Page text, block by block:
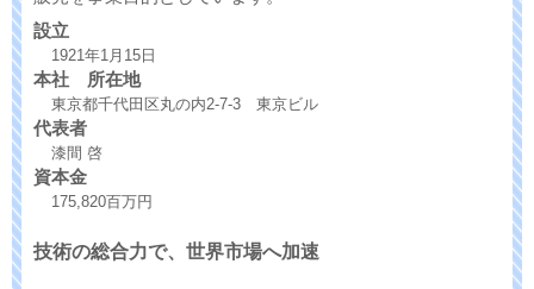
設立
1921年1月15日
本社 所在地
東京都千代田区丸の内2-7-3 東京ビル
代表者
漆間 啓
資本金
175,820百万円
技術の総合力で、世界市場へ加速